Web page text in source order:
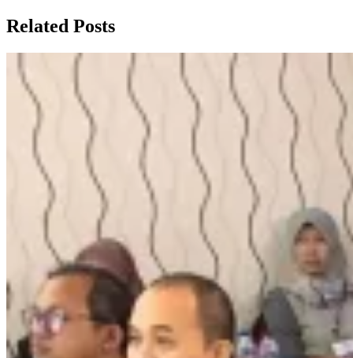
Related Posts